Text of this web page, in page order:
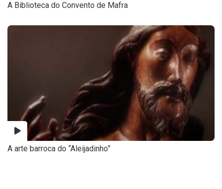
A Biblioteca do Convento de Mafra
A arte barroca do “Aleijadinho”